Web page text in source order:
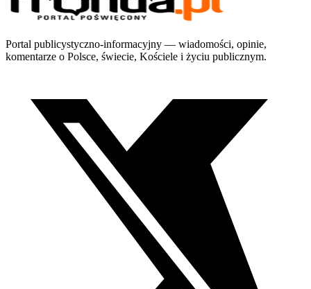
Portal publicystyczno-informacyjny — wiadomości, opinie,
komentarze o Polsce, świecie, Kościele i życiu publicznym.